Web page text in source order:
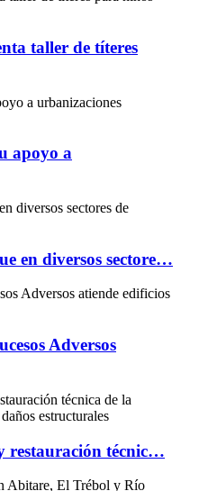
taller de títeres
apoyo a
en diversos sectore…
Adversos
restauración técnic…